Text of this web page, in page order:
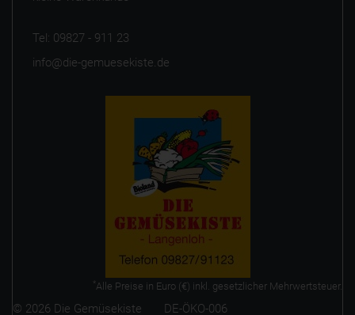
Tel: 09827 - 911 23
info@die-gemuesekiste.de
*Alle Preise in Euro (€) inkl. gesetzlicher Mehrwertsteuer.
© 2026 Die Gemüsekiste DE-ÖKO-006